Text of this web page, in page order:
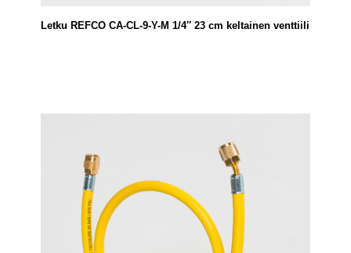
Letku REFCO CA-CL-9-Y-M 1/4″ 23 cm keltainen venttiili